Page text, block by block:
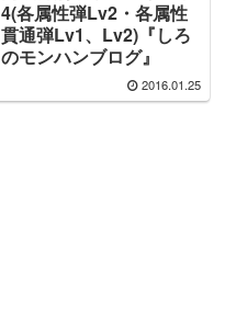
4(各属性弾Lv2・各属性
貫通弾Lv1、Lv2)『しろ
のモンハンブログ』
2016.01.25